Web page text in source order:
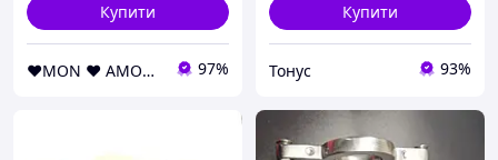
Купити
❤️MON ❤️ AMOUR❤️ 97%
Купити
Тонус 93%